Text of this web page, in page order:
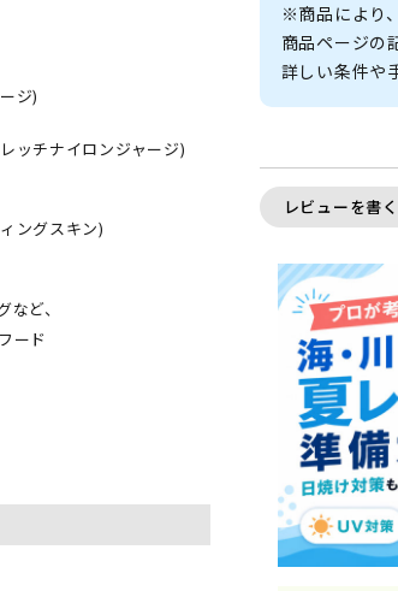
ジ)
ッチナイロンジャージ)
ングスキン)
ど、
ード
※商品により
商品ページの
詳しい条件や
レビューを書く